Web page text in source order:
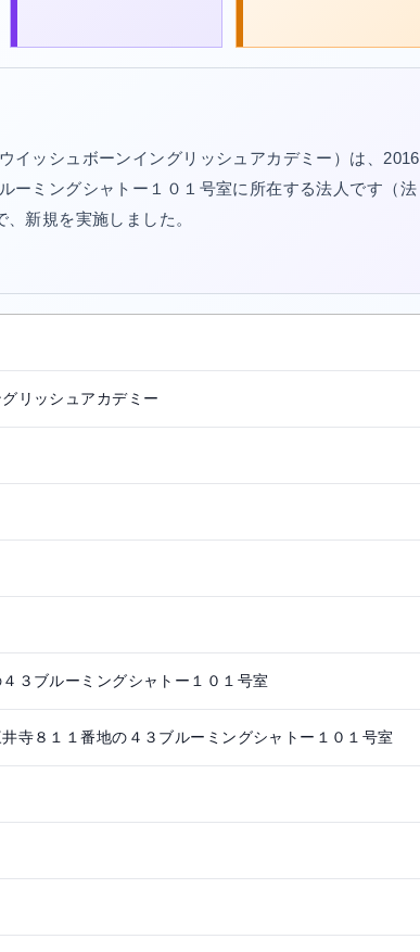
イッシュボーンイングリッシュアカデミー）は、2016
ーミングシャトー１０１号室に所在する法人です（法
新規を実施しました。
リッシュアカデミー
３ブルーミングシャトー１０１号室
寺８１１番地の４３ブルーミングシャトー１０１号室